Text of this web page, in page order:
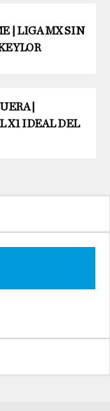
| LIGA MX SIN
|
X1 IDEAL DEL